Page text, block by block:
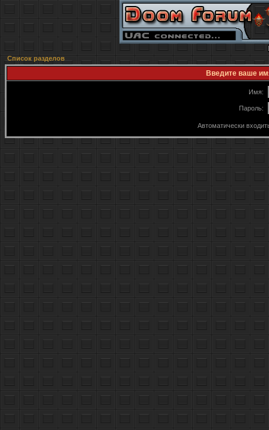
Список разделов
Введите ваше
Имя:
Пароль:
Автоматически